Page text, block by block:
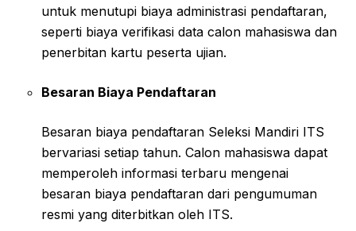
untuk menutupi biaya administrasi pendaftaran,
seperti biaya verifikasi data calon mahasiswa dan
penerbitan kartu peserta ujian.
Besaran Biaya Pendaftaran
Besaran biaya pendaftaran Seleksi Mandiri ITS
bervariasi setiap tahun. Calon mahasiswa dapat
memperoleh informasi terbaru mengenai
besaran biaya pendaftaran dari pengumuman
resmi yang diterbitkan oleh ITS.